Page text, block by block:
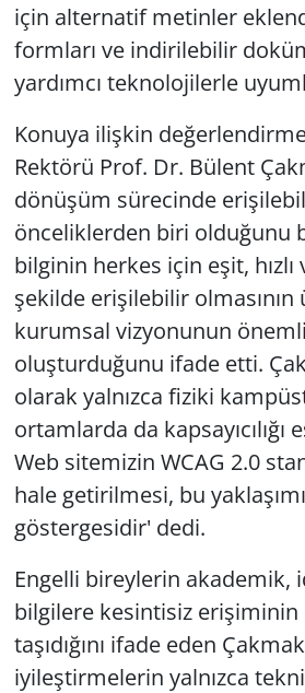
için alternatif metinler
formları ve indirilebilir
yardımcı teknolojilerle
Konuya ilişkin
Rektörü Prof. Dr. Bülent
dönüşüm sürecinde
önceliklerden biri olduğunu
bilginin herkes için eşit, hızlı
şekilde erişilebilir
kurumsal vizyonunun önemli
oluşturduğunu ifade etti.
olarak yalnızca fiziki
ortamlarda da kapsayıcılığı
Web sitemizin WCAG 2.0
hale getirilmesi, bu
göstergesidir' dedi.
Engelli bireylerin akademik,
bilgilere kesintisiz
taşıdığını ifade eden
iyileştirmelerin yalnızca